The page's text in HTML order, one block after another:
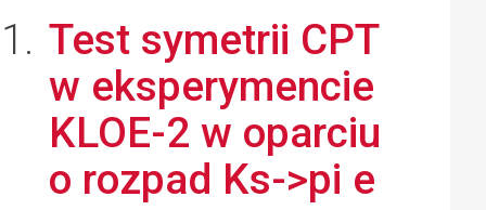
Test symetrii CPT
w eksperymencie
KLOE-2 w oparciu
o rozpad Ks->pi e